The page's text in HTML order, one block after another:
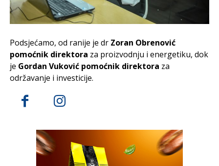
Podsjećamo, od ranije je dr Zoran Obrenović
pomoćnik direktora za proizvodnju i energetiku, dok
je Gordan Vuković pomoćnik direktora za
održavanje i investicije.